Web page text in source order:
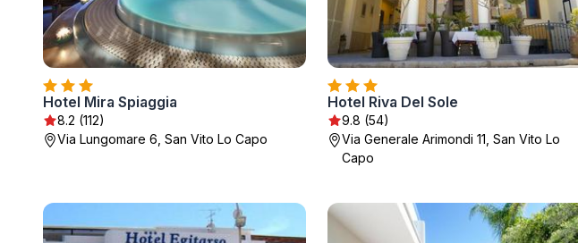
Hotel Mira Spiaggia
8.2 (112)
Via Lungomare 6, San Vito Lo Capo
Hotel Riva Del Sole
9.8 (54)
Via Generale Arimondi 11, San Vito Lo
Capo